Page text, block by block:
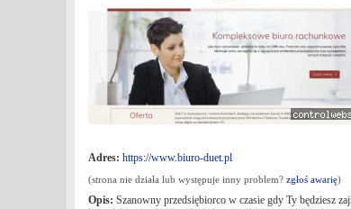
Adres: https://www.biuro-duet.pl
(strona nie działa lub występuje inny problem? zgłoś awarię)
Opis: Szanowny przedsiębiorco w czasie gdy Ty będziesz